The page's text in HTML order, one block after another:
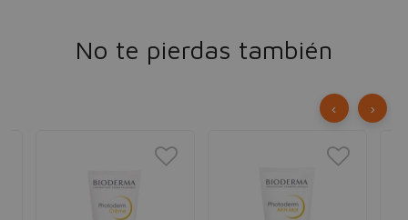
No te pierdas también
‹ ›